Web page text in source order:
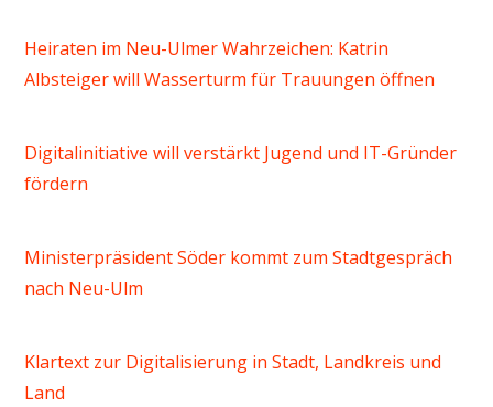
Heiraten im Neu-Ulmer Wahrzeichen: Katrin
Albsteiger will Wasserturm für Trauungen öffnen
Digitalinitiative will verstärkt Jugend und IT-Gründer
fördern
Ministerpräsident Söder kommt zum Stadtgespräch
nach Neu-Ulm
Klartext zur Digitalisierung in Stadt, Landkreis und
Land